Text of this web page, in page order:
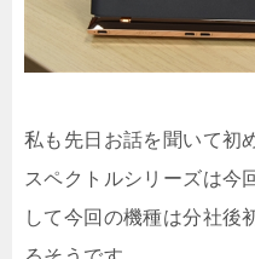
私も先日お話を聞いて初
スペクトルシリーズは今
して今回の機種は分社後